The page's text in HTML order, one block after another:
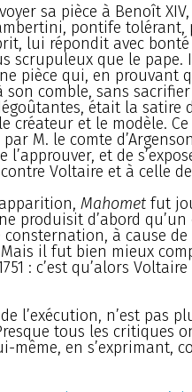
sa pièce à Benoît
pontife tolérant,
lui répondit avec
scrupuleux que le
pièce qui, en prouvant
comble, sans
était la satire
créateur et le modèle. Ce
M. le comte
l’approuver, et de
Voltaire et à celle
Mahomet fut
produisit d’abord
consternation, à cause
il fut bien mieux
: c’est qu’alors
l’exécution, n’est pas
tous les critiques
même, en s’exprimant,